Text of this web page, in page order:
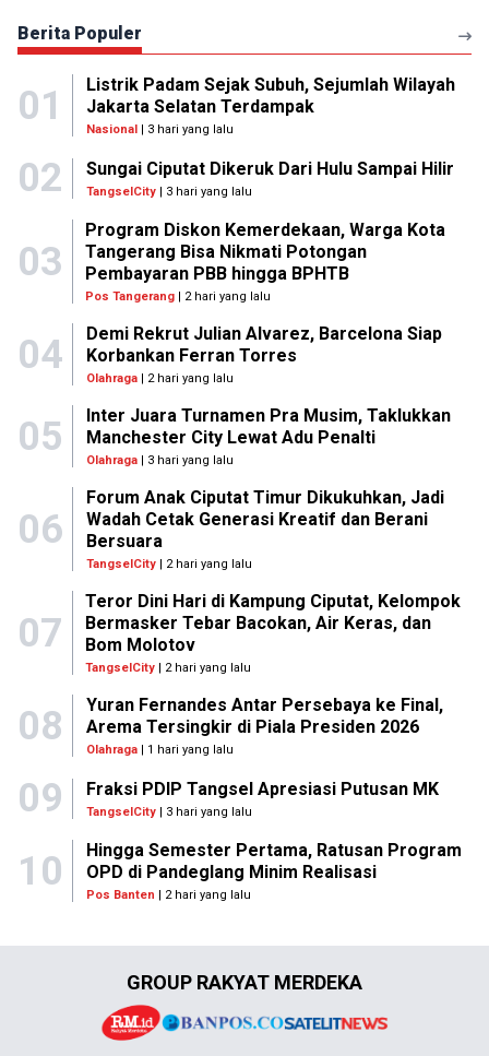
Berita Populer
01
Listrik Padam Sejak Subuh, Sejumlah Wilayah
Jakarta Selatan Terdampak
Nasional| 3 hari yang lalu
02 Sungai Ciputat Dikeruk Dari Hulu Sampai Hilir
TangselCity | 3 hari yang lalu
03
Program Diskon Kemerdekaan, Warga Kota
Tangerang Bisa Nikmati Potongan
Pembayaran PBB hingga BPHTB
Pos Tangerang | 2 hari yang lalu
04
Demi Rekrut Julian Alvarez, Barcelona Siap
Korbankan Ferran Torres
Olahraga| 2 hari yang lalu
05
Inter Juara Turnamen Pra Musim, Taklukkan
Manchester City Lewat Adu Penalti
Olahraga| 3 hari yang lalu
06
Forum Anak Ciputat Timur Dikukuhkan, Jadi
Wadah Cetak Generasi Kreatif dan Berani
Bersuara
TangselCity| 2 hari yang lalu
07
Teror Dini Hari di Kampung Ciputat, Kelompok
Bermasker Tebar Bacokan, Air Keras, dan
Bom Molotov
TangselCity | 2 hari yang lalu
08
Yuran Fernandes Antar Persebaya ke Final,
Arema Tersingkir di Piala Presiden 2026
Olahraga| 1 hari yang lalu
09 Fraksi PDIP Tangsel Apresiasi Putusan MK
TangselCity | 3 hari yang lalu
10
Hingga Semester Pertama, Ratusan Program
OPD di Pandeglang Minim Realisasi
Pos Banten | 2 hari yang lalu
GROUP RAKYAT MERDEKA